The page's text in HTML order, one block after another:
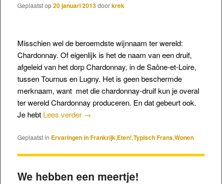
Geplaatst op20 januari 2013doorkrek
Misschien wel de beroemdste wijnnaam ter wereld:
Chardonnay. Of eigenlijk is het de naam van een druif,
afgeleid van het dorp Chardonnay, in de Saône-et-Loire,
tussen Tournus en Lugny. Het is geen beschermde
merknaam, want met die chardonnay-druif kun je overal
ter wereld Chardonnay produceren. En dat gebeurt ook.
Je hebt Lees verder →
Geplaatst in Ervaringen in Frankrijk,Eten!,Typisch Frans,Wonen
We hebben een meertje!